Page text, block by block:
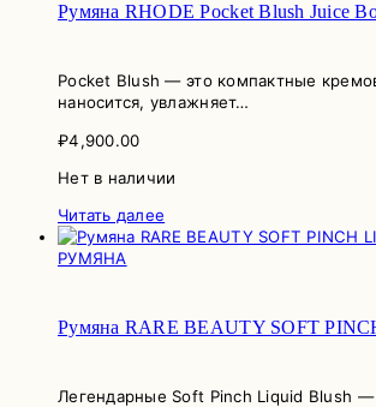
Румяна RHODE Pocket Blush Juice
Pocket Blush — это компактные
наносится, увлажняет…
₽4,900.00
Нет в наличии
Читать далее
РУМЯНА
Румяна RARE BEAUTY SOFT
Легендарные Soft Pinch Liquid Blush —